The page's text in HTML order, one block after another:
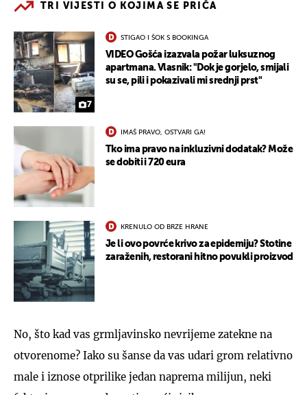
TRI VIJESTI O KOJIMA SE PRIČA
7
STIGAO I ŠOK S BOOKINGA
VIDEO Gošća izazvala požar luksuznog
apartmana. Vlasnik: "Dok je gorjelo, smijali
su se, pili i pokazivali mi srednji prst"
IMAŠ PRAVO, OSTVARI GA!
Tko ima pravo na inkluzivni dodatak? Može
se dobiti i 720 eura
KRENULO OD BRZE HRANE
Je li ovo povrće krivo za epidemiju? Stotine
zaraženih, restorani hitno povukli proizvod
No, što kad vas grmljavinsko nevrijeme zatekne na
otvorenome? Iako su šanse da vas udari grom relativno
male i iznose otprilike jedan naprema milijun, neki